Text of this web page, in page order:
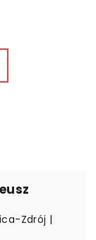
Zdrój |